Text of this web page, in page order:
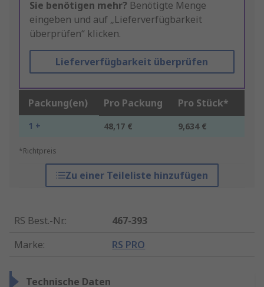
Sie benötigen mehr? Benötigte Menge
eingeben und auf „Lieferverfügbarkeit
überprüfen“ klicken.
Lieferverfügbarkeit überprüfen
Packung(en) Pro Packung Pro Stück*
1 + 48,17 € 9,634 €
*Richtpreis
Zu einer Teileliste hinzufügen
RS Best.-Nr.:
467-393
Marke: RS PRO
Technische Daten